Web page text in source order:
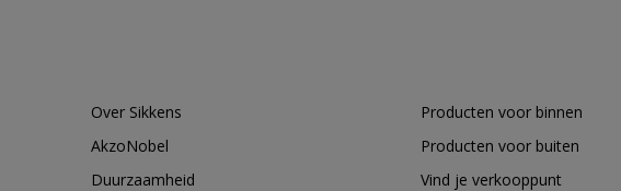
Over Sikkens
AkzoNobel
Duurzaamheid
Producten voor binnen
Producten voor buiten
Vind je verkooppunt